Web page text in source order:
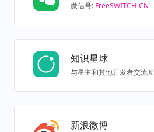
微信号: FreeSWITCH-CN
知识星球
与星主和其他开发者交流
新浪微博